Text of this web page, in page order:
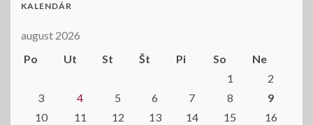
KALENDÁR
august 2026
Po
Ut St Št Pi So
Ne
1
2
3
4 5 6 7 8
9
10
11 12 13 14 15
16